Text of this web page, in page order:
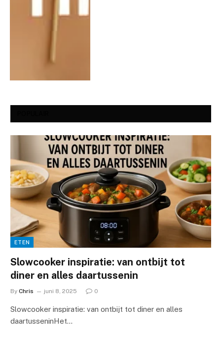
ETEN
Slowcooker inspiratie: van ontbijt tot
diner en alles daartussenin
By Chris juni 8, 2025 0
Slowcooker inspiratie: van ontbijt tot diner en alles
daartusseninHet…